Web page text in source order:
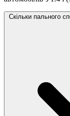
Скільки пального